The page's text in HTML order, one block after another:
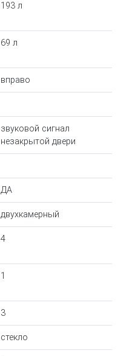
193 л
69 л
вправо
звуковой сигнал
незакрытой двери
ДА
двухкамерный
4
1
3
стекло